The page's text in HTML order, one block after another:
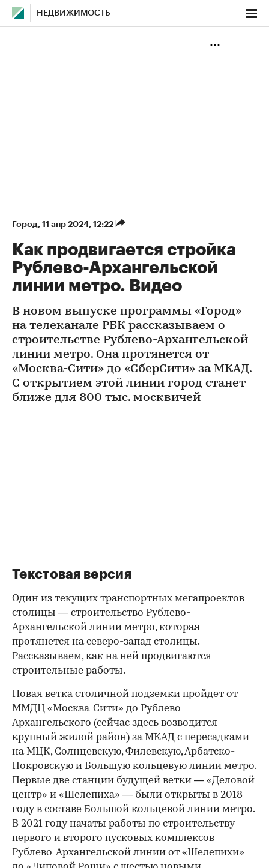
НЕДВИЖИМОСТЬ
Город⁠, 11 апр 2024, 12:22
Как продвигается стройка
Рублево-Архангельской
линии метро. Видео
В новом выпуске программы «Город»
на телеканале РБК рассказываем о
строительстве Рублево-Архангельской
линии метро. Она протянется от
«Москва-Сити» до «СберСити» за МКАД.
С открытием этой линии город станет
ближе для 800 тыс. москвичей
Текстовая версия
Один из текущих транспортных мегапроектов
столицы — строительство Рублево-
Архангельской линии метро, которая
протянется на северо-запад столицы.
Рассказываем, как на ней продвигаются
строительные работы.
Новая ветка столичной подземки пройдет от
ММДЦ «Москва-Сити» до Рублево-
Архангельского (сейчас здесь возводится
крупный жилой район) за МКАД с пересадками
на МЦК, Солнцевскую, Филевскую, Арбатско-
Покровскую и Большую кольцевую линии метро.
Первые две станции будущей ветки — «Деловой
центр» и «Шелепиха» — были открыты в 2018
году в составе Большой кольцевой линии метро.
В 2021 году начаты работы по строительству
первого и второго пусковых комплексов
Рублево-Архангельской линии от «Шелепихи»